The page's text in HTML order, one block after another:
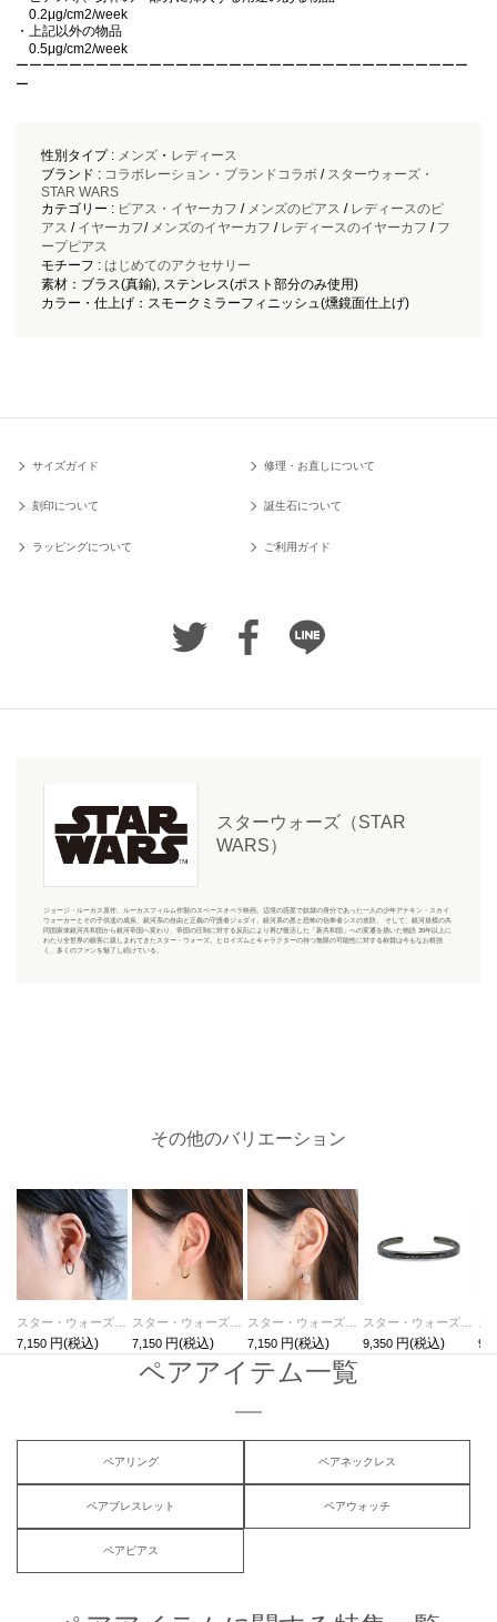
0.2μg/cm2/week
・上記以外の物品
0.5μg/cm2/week
ーーーーーーーーーーーーーーーーーーーーーーーーーーーーーーーーーー
ー
性別タイプ : メンズ・ レディース
ブランド : コラボレーション・ブランドコラボ/ スターウォーズ・
STAR WARS
カテゴリー : ピアス・イヤーカフ / メンズのピアス / レディースのピ
アス / イヤーカフ/ メンズのイヤーカフ / レディースのイヤーカフ / フ
ープピアス
モチーフ : はじめてのアクセサリー
素材：ブラス(真鍮), ステンレス(ポスト部分のみ使用)
カラー・仕上げ：スモークミラーフィニッシュ(燻鏡面仕上げ)
サイズガイド 修理・お直しについて
刻印について 誕生石について
ラッピングについて ご利用ガイド
スターウォーズ（STAR
WARS）
ジョージ・ルーカス原作、ルーカスフィルム作製のスペースオペラ映画。辺境の惑星で奴隷の身分であった一人の少年アナキン・スカイ
ウォーカーとその子供達の成長、銀河系の自由と正義の守護者ジェダイ、銀河系の悪と恐怖の信奉者シスの攻防、 そして、銀河規模の共
同国家体銀河共和国から銀河帝国へ変わり、帝国の圧制に対する反乱により再び復活した「新共和国」への変遷を描いた物語 35年以上に
わたり全世界の観客に親しまれてきたスター・ウォーズ。ヒロイズムとキャラクターの持つ無限の可能性に対する称賛は今もなお根強
く、多くのファンを魅了し続けている。
その他のバリエーション
スター・ウォーズ"STARWARS™"イントロダクトメッセージフープピアス-ブラック/片耳
7,150
スター・ウォーズ"STARWARS™"イントロダクトメッセージフープピアス-ゴールド/片耳
7,150
スター・ウォーズ"STARWARS™"イントロダクトメッセージフープピアス-ピンクゴールド/片耳
7,150
スター・ウォーズ"STARWARS™"イントロダクトメッセージバングル-ブラック
9,350
ペアアイテム一覧
ペアリング ペアネックレス
ペアブレスレット ペアウォッチ
ペアピアス